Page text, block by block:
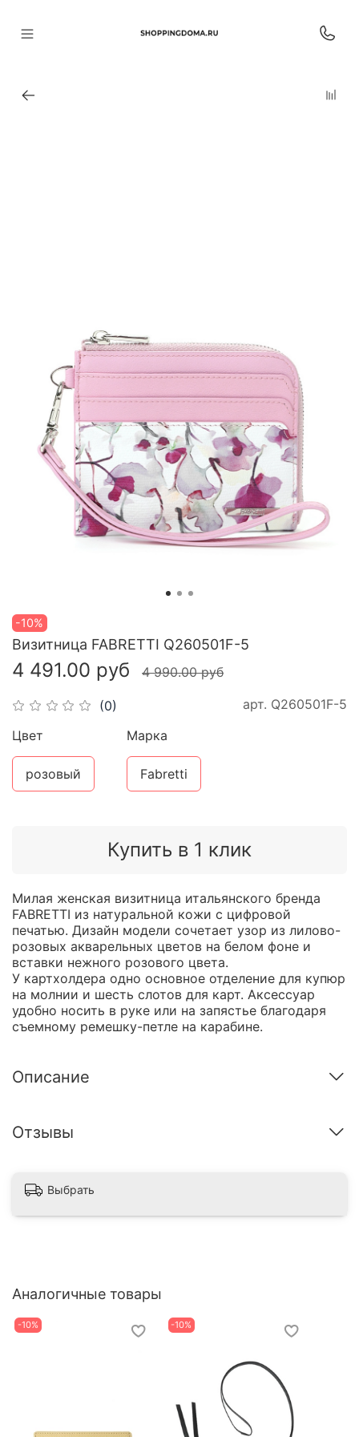
-10%
(0) арт. Q260501F-5
Визитница FABRETTI Q260501F-5
4 491.00 руб 4 990.00 руб
Купить в 1 клик
Цвет
розовый
Марка
Fabretti
Милая женская визитница итальянского бренда
FABRETTI из натуральной кожи с цифровой
печатью. Дизайн модели сочетает узор из лилово-
розовых акварельных цветов на белом фоне и
вставки нежного розового цвета.
У картхолдера одно основное отделение для купюр
на молнии и шесть слотов для карт. Аксессуар
удобно носить в руке или на запястье благодаря
съемному ремешку-петле на карабине.
Описание
Отзывы
Выбрать
Аналогичные товары
-10% -10%